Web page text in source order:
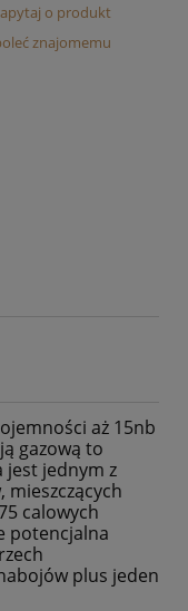
o produkt
znajomemu
aż 15nb
gazową to
jest jednym z
mieszczących
calowych
potencjalna
plus jeden